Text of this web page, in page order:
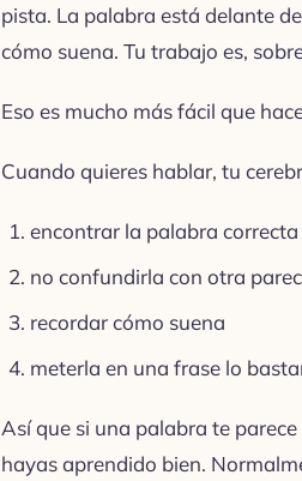
pista. La palabra está delante
cómo suena. Tu trabajo es,
Eso es mucho más fácil que
Cuando quieres hablar, tu
encontrar la palabra
no confundirla con otra
recordar cómo suena
meterla en una frase lo
Así que si una palabra te
hayas aprendido bien.